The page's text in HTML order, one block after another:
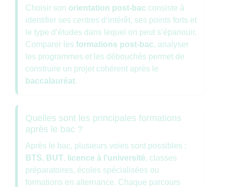
Choisir son orientation post-bac consiste à
identifier ses centres d’intérêt, ses points forts et
le type d’études dans lequel on peut s’épanouir.
Comparer les formations post-bac, analyser
les programmes et les débouchés permet de
construire un projet cohérent après le
baccalauréat.
Quelles sont les principales formations
après le bac ?
Après le bac, plusieurs voies sont possibles :
BTS, BUT, licence à l’université, classes
préparatoires, écoles spécialisées ou
formations en alternance. Chaque parcours